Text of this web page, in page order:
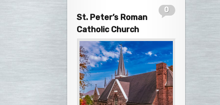
0
St. Peter’s Roman
Catholic Church